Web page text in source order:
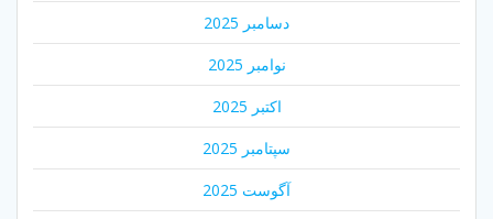
دسامبر 2025
نوامبر 2025
اکتبر 2025
سپتامبر 2025
آگوست 2025